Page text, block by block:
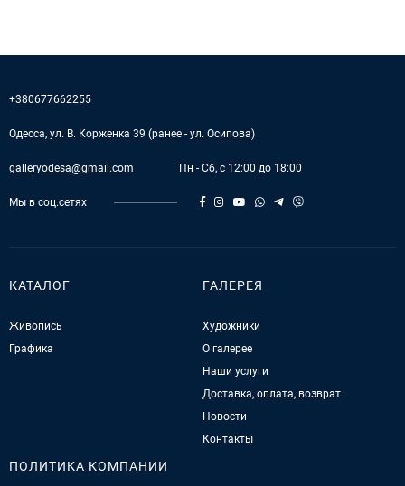
+380677662255
Одесса, ул. В. Корженка 39 (ранее - ул. Осипова)
galleryodesa@gmail.com Пн - Сб, с 12:00 до 18:00
Мы в соц.сетях
КАТАЛОГ
Живопись
Графика
ГАЛЕРЕЯ
Художники
О галерее
Наши услуги
Доставка, оплата, возврат
Новости
Контакты
ПОЛИТИКА КОМПАНИИ